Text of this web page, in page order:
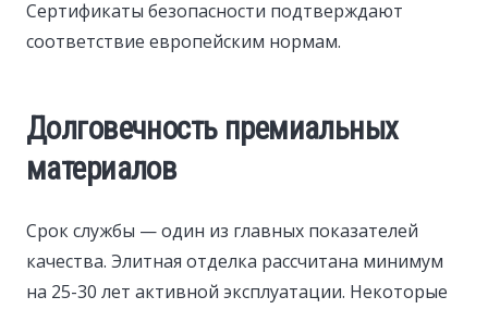
Сертификаты безопасности подтверждают
соответствие европейским нормам.
Долговечность премиальных
материалов
Срок службы — один из главных показателей
качества. Элитная отделка рассчитана минимум
на 25-30 лет активной эксплуатации. Некоторые